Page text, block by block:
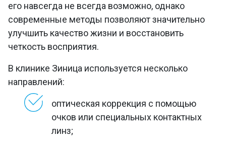
его навсегда не всегда возможно, однако
современные методы позволяют значительно
улучшить качество жизни и восстановить
четкость восприятия.
В клинике Зиница используется несколько
направлений:
оптическая коррекция с помощью
очков или специальных контактных
линз;